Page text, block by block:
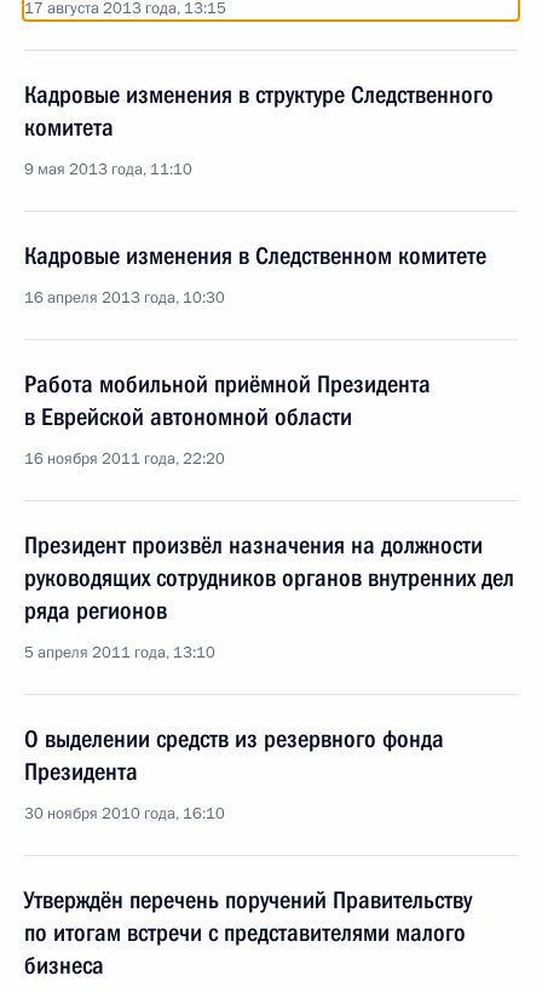
17 августа 2013 года, 13:15
Кадровые изменения в структуре Следственного
комитета
9 мая 2013 года, 11:10
Кадровые изменения в Следственном комитете
16 апреля 2013 года, 10:30
Работа мобильной приёмной Президента
в Еврейской автономной области
16 ноября 2011 года, 22:20
Президент произвёл назначения на должности
руководящих сотрудников органов внутренних дел
ряда регионов
5 апреля 2011 года, 13:10
О выделении средств из резервного фонда
Президента
30 ноября 2010 года, 16:10
Утверждён перечень поручений Правительству
по итогам встречи с представителями малого
бизнеса